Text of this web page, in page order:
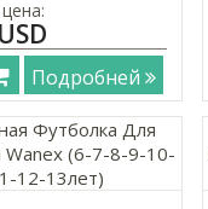
Подробней
Футболка Для
Wanex (6-7-8-9-10-
12-13лет)